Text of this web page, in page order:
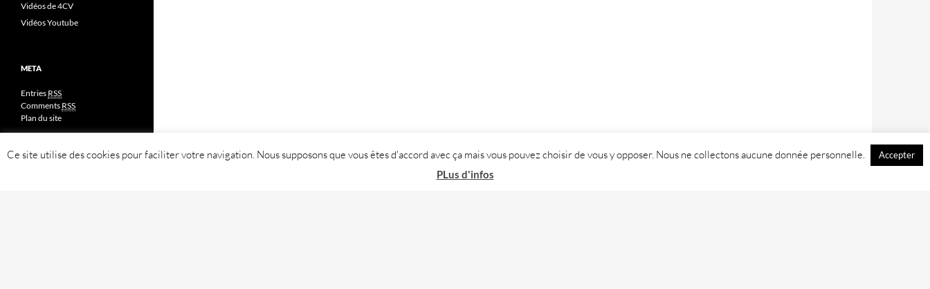
Vidéos de 4CV
Vidéos Youtube
META
Entries RSS
Comments RSS
Plan du site
Ce site utilise des cookies pour faciliter votre navigation. Nous supposons que vous êtes d'accord avec ça mais vous pouvez choisir de vous y opposer. Nous ne collectons aucune donnée personnelle. Accepter
PLus d'infos